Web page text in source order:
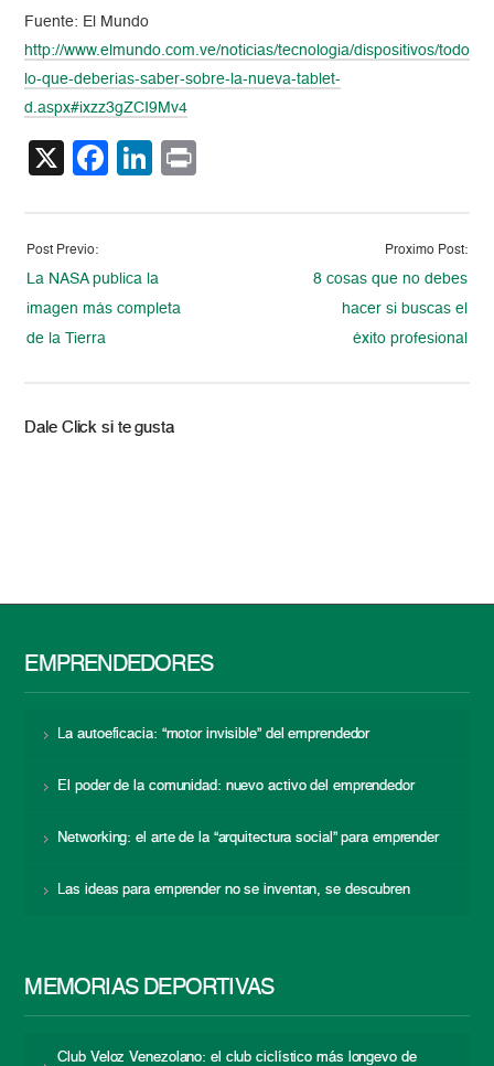
Fuente: El Mundo
http://www.elmundo.com.ve/noticias/tecnologia/dispositivos/todo-
lo-que-deberias-saber-sobre-la-nueva-tablet-
d.aspx#ixzz3gZCI9Mv4
X Facebook
LinkedIn
Post Previo:
La NASA publica la
imagen más completa
de la Tierra
Proximo Post:
8 cosas que no debes
hacer si buscas el
éxito profesional
Dale Click si te gusta
EMPRENDEDORES
La autoeficacia: “motor invisible” del emprendedor
El poder de la comunidad: nuevo activo del emprendedor
Networking: el arte de la “arquitectura social” para emprender
Las ideas para emprender no se inventan, se descubren
MEMORIAS DEPORTIVAS
Club Veloz Venezolano: el club ciclístico más longevo de